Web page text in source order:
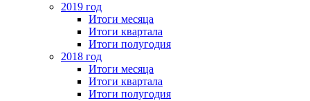
2019 год
Итоги месяца
Итоги квартала
Итоги полугодия
2018 год
Итоги месяца
Итоги квартала
Итоги полугодия